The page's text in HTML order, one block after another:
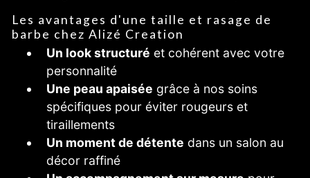
Les avantages d'une taille et rasage de
barbe chez Alizé Creation
Un look structuré et cohérent avec votre
personnalité
Une peau apaisée grâce à nos soins
spécifiques pour éviter rougeurs et
tiraillements
Un moment de détente dans un salon au
décor raffiné